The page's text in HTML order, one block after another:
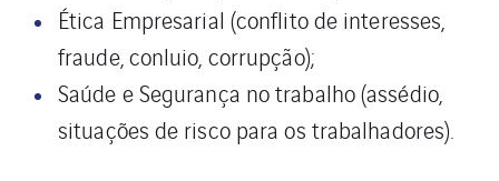
Ética Empresarial (conflito de interesses,
fraude, conluio, corrupção);
Saúde e Segurança no trabalho (assédio,
situações de risco para os trabalhadores).